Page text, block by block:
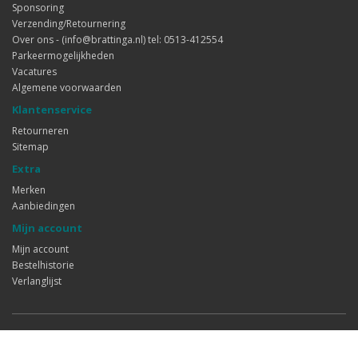
Sponsoring
Verzending/Retournering
Over ons - (info@brattinga.nl) tel: 0513-412554
Parkeermogelijkheden
Vacatures
Algemene voorwaarden
Klantenservice
Retourneren
Sitemap
Extra
Merken
Aanbiedingen
Mijn account
Mijn account
Bestelhistorie
Verlanglijst